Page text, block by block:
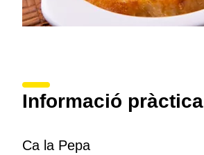
Informació pràctica
Ca la Pepa